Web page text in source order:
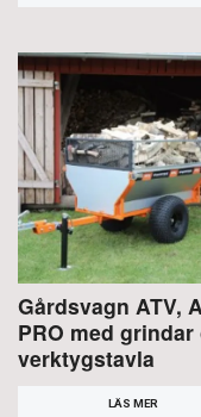
Gårdsvagn ATV,
PRO med grindar
verktygstavla
LÄS MER